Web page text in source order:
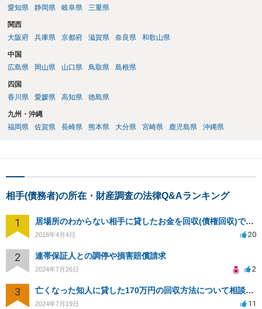
愛知県
静岡県 岐阜県 三重県
関西
大阪府
兵庫県 京都府 滋賀県 奈良県 和歌山県
中国
広島県
岡山県 山口県 鳥取県 島根県
四国
香川県
愛媛県 高知県 徳島県
九州・沖縄
福岡県
佐賀県 長崎県 熊本県 大分県 宮崎県 鹿児島県 沖縄県
相手(債務者)の所在・財産調査の法律Q&Aランキング
1 居場所のわからない相手に貸したお金を回収(債権回収)できますか？
2018年4月4日 20
2 連帯保証人との調停や損害賠償請求
2024年7月26日 2
3 亡くなった知人に貸した170万円の回収方法について相談したい
2024年7月19日 11